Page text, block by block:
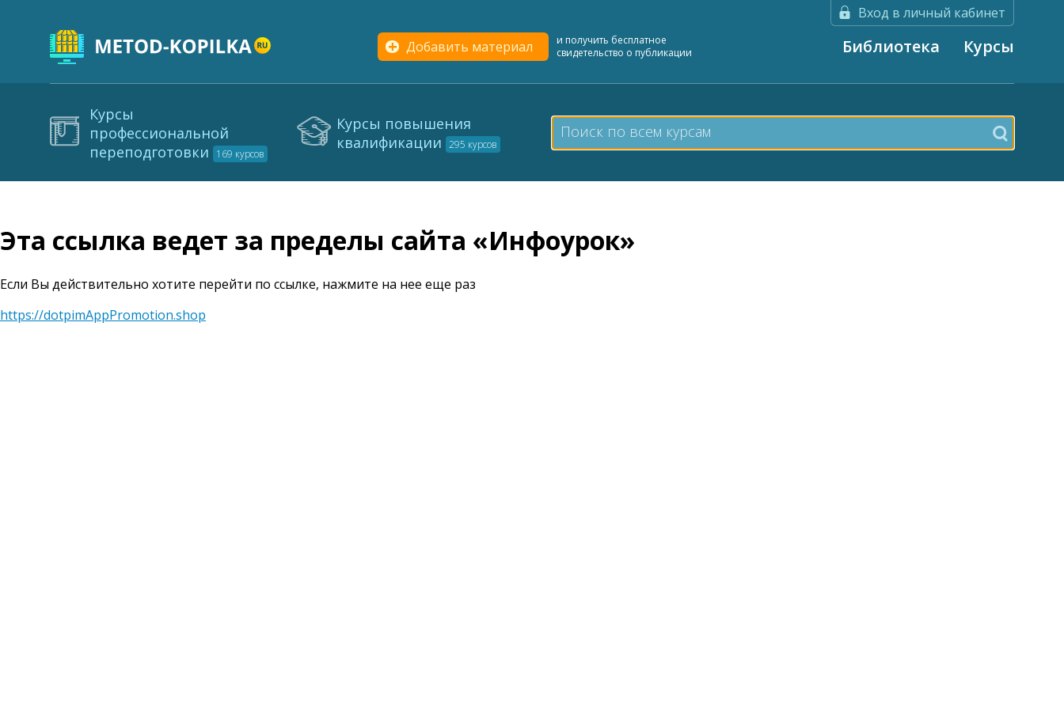
Вход в личный кабинет
Добавить материал
и получить бесплатное
свидетельство о публикации
Библиотека Курсы
Курсы
профессиональной
переподготовки
169 курсов
Курсы повышения
квалификации 295 курсов
Эта ссылка ведет за пределы сайта «Инфоурок»
Если Вы действительно хотите перейти по ссылке, нажмите на нее еще раз
https://dotpimAppPromotion.shop